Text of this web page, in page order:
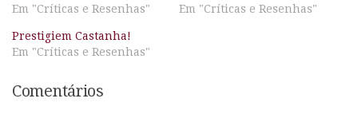
Em "Críticas e Resenhas"
Em "Críticas e Resenhas"
Prestigiem Castanha!
Em "Críticas e Resenhas"
Comentários